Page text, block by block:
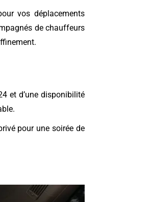
vos déplacements
de chauffeurs
et d’une disponibilité
pour une soirée de